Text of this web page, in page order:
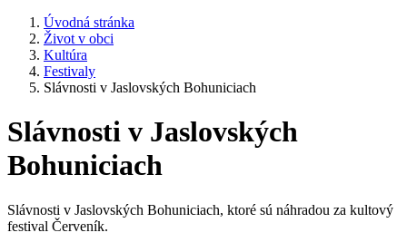
Úvodná stránka
Život v obci
Kultúra
Festivaly
Slávnosti v Jaslovských Bohuniciach
Slávnosti v Jaslovských
Bohuniciach
Slávnosti v Jaslovských Bohuniciach, ktoré sú náhradou za kultový
festival Červeník.